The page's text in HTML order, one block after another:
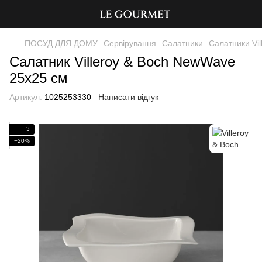
ПОСУД ДЛЯ ДОМУ Сервірування Салатники Салатники
Салатник Villeroy & Boch NewWave
25х25 см
Артикул: 1025253330 Написати відгук
3
−20%